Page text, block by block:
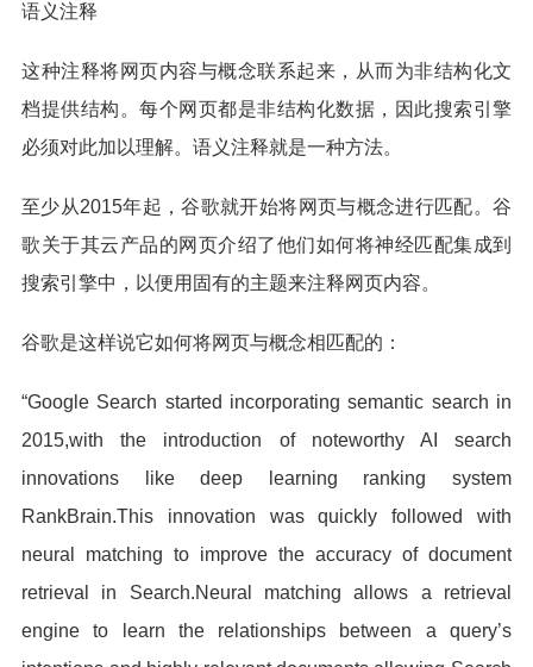
语义注释
这种注释将网页内容与概念联系起来，从而为非结构化文
档提供结构。每个网页都是非结构化数据，因此搜索引擎
必须对此加以理解。语义注释就是一种方法。
至少从2015年起，谷歌就开始将网页与概念进行匹配。谷
歌关于其云产品的网页介绍了他们如何将神经匹配集成到
搜索引擎中，以便用固有的主题来注释网页内容。
谷歌是这样说它如何将网页与概念相匹配的：
“Google Search started incorporating semantic search in
2015,with the introduction of noteworthy AI search
innovations like deep learning ranking system
RankBrain.This innovation was quickly followed with
neural matching to improve the accuracy of document
retrieval in Search.Neural matching allows a retrieval
engine to learn the relationships between a query’s